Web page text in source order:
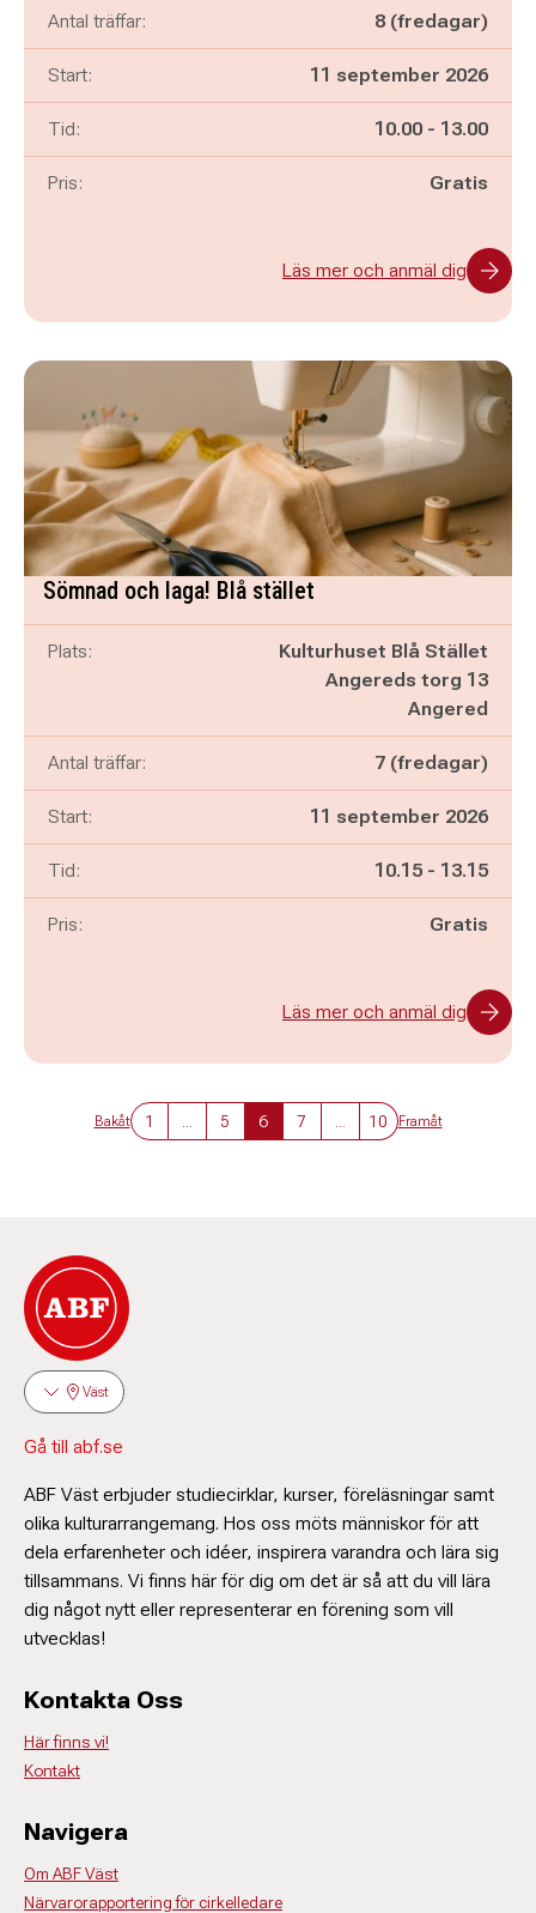
Antal träffar: 8 (fredagar)
Start: 11 september 2026
Tid: Pågår mellan
10.00 - och
13.00
Pris: Gratis
Läs mer och anmäl dig
Sömnad och laga! Blå stället
Plats:
Kulturhuset Blå Stället
Angereds torg 13
Angered
Antal träffar: 7 (fredagar)
Start: 11 september 2026
Tid: Pågår mellan
10.15 - och
13.15
Pris: Gratis
Läs mer och anmäl dig
Bakåt 1 5 6 7 10 Framåt
Väst
Gå till abf.se
ABF Väst erbjuder studiecirklar, kurser, föreläsningar samt
olika kulturarrangemang. Hos oss möts människor för att
dela erfarenheter och idéer, inspirera varandra och lära sig
tillsammans. Vi finns här för dig om det är så att du vill lära
dig något nytt eller representerar en förening som vill
utvecklas!
Kontakta Oss
Här finns vi!
Kontakt
Navigera
Om ABF Väst
Närvarorapportering för cirkelledare